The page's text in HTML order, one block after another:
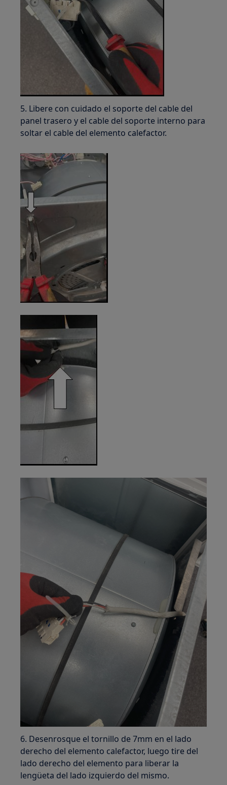
5. Libere con cuidado el soporte del cable del
panel trasero y el cable del soporte interno para
soltar el cable del elemento calefactor.
6. Desenrosque el tornillo de 7mm en el lado
derecho del elemento calefactor, luego tire del
lado derecho del elemento para liberar la
lengüeta del lado izquierdo del mismo.